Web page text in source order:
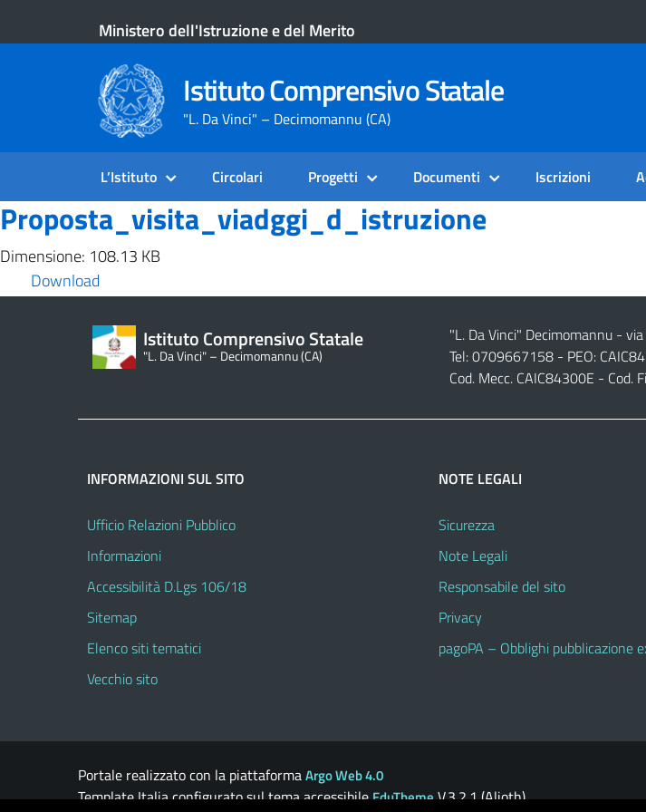
Ministero dell'Istruzione e del Merito
Istituto Comprensivo Statale
"L. Da Vinci" – Decimomannu (CA)
L’Istituto Circolari Progetti Documenti Iscrizioni
Proposta_visita_viadggi_d_istruzione
Dimensione: 108.13 KB
Download
Istituto Comprensivo Statale
"L. Da Vinci" – Decimomannu (CA)
"L. Da Vinci" Decimomannu -
Tel: 0709667158 - PEO:
Cod. Mecc. CAIC84300E -
INFORMAZIONI SUL SITO
Ufficio Relazioni Pubblico
Informazioni
Accessibilità D.Lgs 106/18
Sitemap
Elenco siti tematici
Vecchio sito
NOTE LEGALI
Sicurezza
Note Legali
Responsabile del sito
Privacy
pagoPA – Obblighi pubblicazione
Portale realizzato con la piattaformaArgo Web 4.0
Template Italia configurato sul tema accessibileEduThemeV.3.2.1 (Alioth)